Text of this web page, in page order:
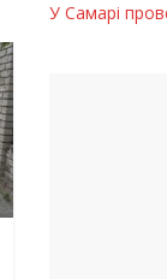
У Самарі